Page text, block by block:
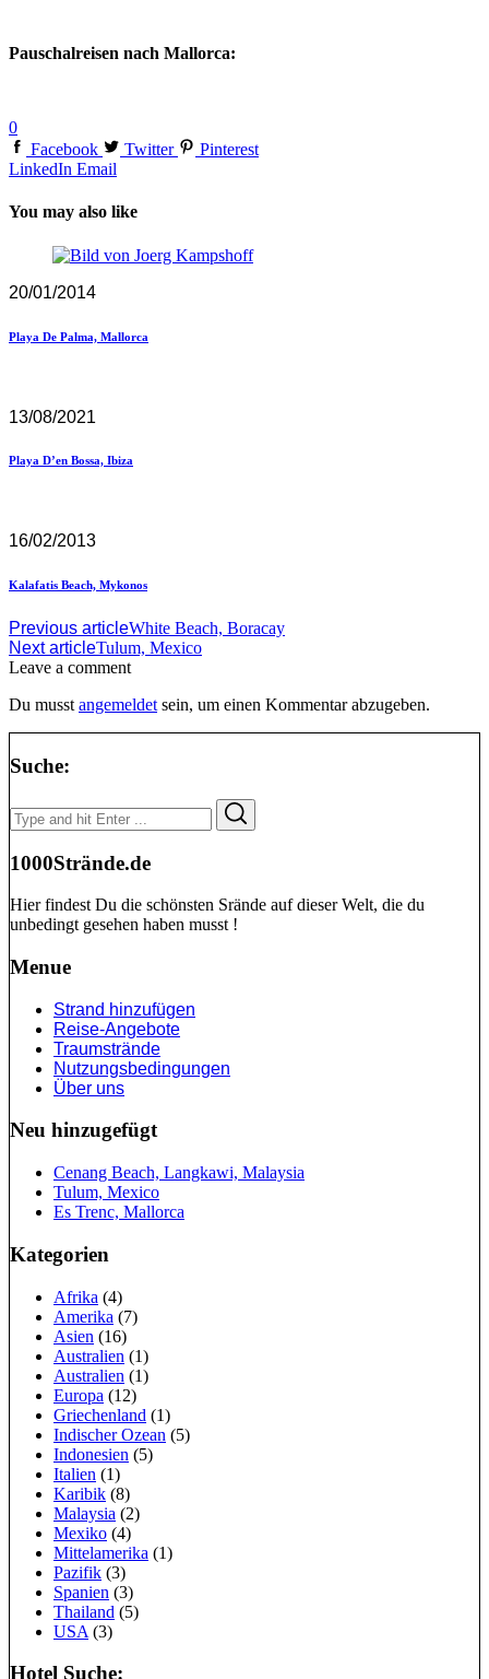
Pauschalreisen nach Mallorca:
0
Facebook
Twitter
Pinterest
LinkedIn Email
You may also like
20/01/2014
Playa De Palma, Mallorca
13/08/2021
Playa D’en Bossa, Ibiza
16/02/2013
Kalafatis Beach, Mykonos
Previous articleWhite Beach, Boracay
Next articleTulum, Mexico
Leave a comment
Du musst angemeldet sein, um einen Kommentar abzugeben.
Suche:
Search
for:
1000Strände.de
Hier findest Du die schönsten Srände auf dieser Welt, die du
unbedingt gesehen haben musst !
Menue
Strand hinzufügen
Reise-Angebote
Traumstrände
Nutzungsbedingungen
Über uns
Neu hinzugefügt
Cenang Beach, Langkawi, Malaysia
Tulum, Mexico
Es Trenc, Mallorca
Kategorien
Afrika (4)
Amerika (7)
Asien (16)
Australien (1)
Australien (1)
Europa (12)
Griechenland (1)
Indischer Ozean (5)
Indonesien (5)
Italien (1)
Karibik (8)
Malaysia (2)
Mexiko (4)
Mittelamerika (1)
Pazifik (3)
Spanien (3)
Thailand (5)
USA (3)
Hotel Suche: